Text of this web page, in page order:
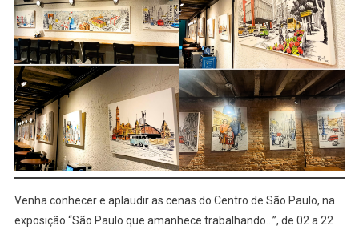
Venha conhecer e aplaudir as cenas do Centro de São Paulo, na
exposição “São Paulo que amanhece trabalhando…”, de 02 a 22